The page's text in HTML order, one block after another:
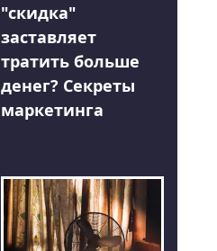
"скидка"
заставляет
тратить больше
денег? Секреты
маркетинга